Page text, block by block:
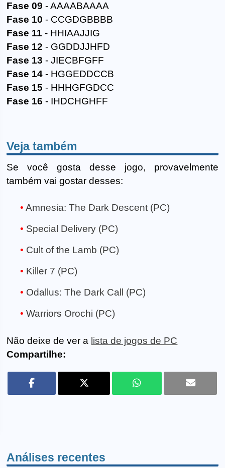
Fase 09 - AAAABAAAA
Fase 10 - CCGDGBBBB
Fase 11 - HHIAAJJIG
Fase 12 - GGDDJJHFD
Fase 13 - JIECBFGFF
Fase 14 - HGGEDDCCB
Fase 15 - HHHGFGDCC
Fase 16 - IHDCHGHFF
Veja também
Se você gosta desse jogo, provavelmente
também vai gostar desses:
Amnesia: The Dark Descent (PC)
Special Delivery (PC)
Cult of the Lamb (PC)
Killer 7 (PC)
Odallus: The Dark Call (PC)
Warriors Orochi (PC)
Não deixe de ver a lista de jogos de PC
Compartilhe:
Análises recentes